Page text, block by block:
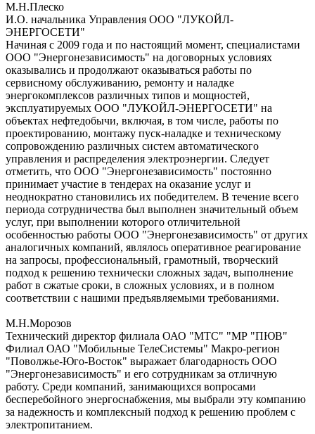
М.Н.Плеско
И.О. начальника Управления ООО "ЛУКОЙЛ-
ЭНЕРГОСЕТИ"
Начиная с 2009 года и по настоящий момент, специалистами
ООО "Энергонезависимость" на договорных условиях
оказывались и продолжают оказываться работы по
сервисному обслуживанию, ремонту и наладке
энергокомплексов различных типов и мощностей,
эксплуатируемых ООО "ЛУКОЙЛ-ЭНЕРГОСЕТИ" на
объектах нефтедобычи, включая, в том числе, работы по
проектированию, монтажу пуск-наладке и техническому
сопровождению различных систем автоматического
управления и распределения электроэнергии. Следует
отметить, что ООО "Энергонезависимость" постоянно
принимает участие в тендерах на оказание услуг и
неоднократно становились их победителем. В течение всего
периода сотрудничества был выполнен значительный объем
услуг, при выполнении которого отличительной
особенностью работы ООО "Энергонезависимость" от других
аналогичных компаний, являлось оперативное реагирование
на запросы, профессиональный, грамотный, творческий
подход к решению технически сложных задач, выполнение
работ в сжатые сроки, в сложных условиях, и в полном
соответствии с нашими предъявляемыми требованиями.
М.Н.Морозов
Технический директор филиала ОАО "МТС" "МР "ПЮВ"
Филиал ОАО "Мобильные ТелеСистемы" Макро-регион
"Поволжье-Юго-Восток" выражает благодарность ООО
"Энергонезависимость" и его сотрудникам за отличную
работу. Среди компаний, занимающихся вопросами
бесперебойного энергоснабжения, мы выбрали эту компанию
за надежность и комплексный подход к решению проблем с
электропитанием.